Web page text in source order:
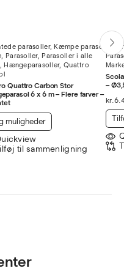
parasoller, Kæmpe parasol
Parasoller, Parasoller i alle
Hængeparasoller,Quattro
Quattro Carbon Stor
6 x 6 m – Flere farver –
muligheder
Dette
vare
har
til sammenligning
–
kr.